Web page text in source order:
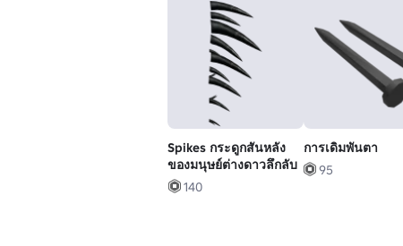
Spikes กระดูกสันหลัง
ของมนุษย์ต่างดาวลึกลับ
140
การเดิมพันตา
95